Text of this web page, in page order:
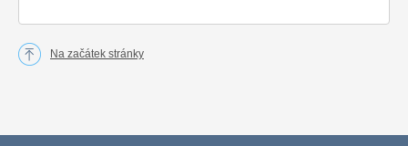
Na začátek stránky